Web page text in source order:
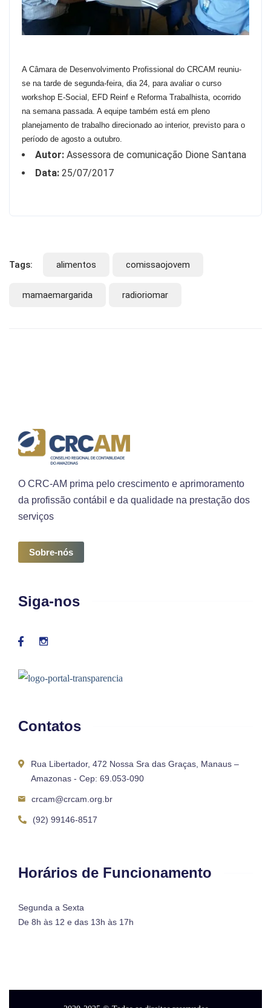
A Câmara de Desenvolvimento Profissional do CRCAM reuniu-
se na tarde de segunda-feira, dia 24, para avaliar o curso
workshop E-Social, EFD Reinf e Reforma Trabalhista, ocorrido
na semana passada. A equipe também está em pleno
planejamento de trabalho direcionado ao interior, previsto para o
período de agosto a outubro.
Autor: Assessora de comunicação Dione Santana
Data: 25/07/2017
Tags: alimentos comissaojovem
mamaemargarida radioriomar
O CRC-AM prima pelo crescimento e aprimoramento
da profissão contábil e da qualidade na prestação dos
serviços
Sobre-nós
Siga-nos
Contatos
Rua Libertador, 472 Nossa Sra das Graças, Manaus –
Amazonas - Cep: 69.053-090
crcam@crcam.org.br
(92) 99146-8517
Horários de Funcionamento
Segunda a Sexta
De 8h às 12 e das 13h às 17h